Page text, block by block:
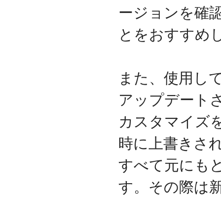
ージョンを確
とをおすすめ
また、使用し
アップデート
カスタマイズ
時に上書きさ
すべて元にも
す。その際は